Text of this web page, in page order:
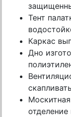
Тент
Каркас
Дно